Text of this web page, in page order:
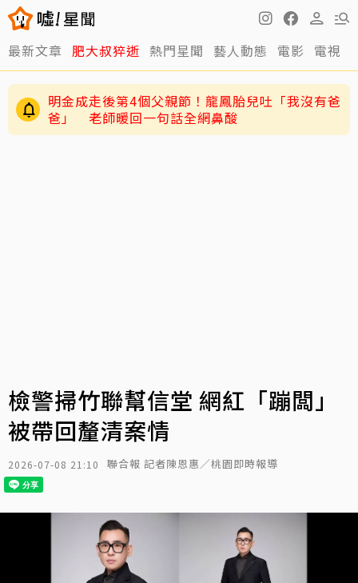
最新文章 肥大叔猝逝 熱門星聞 藝人動態 電影 電視
明金成走後第4個父親節！龍鳳胎兒吐「我沒有爸
爸」 老師暖回一句話全網鼻酸
檢警掃竹聯幫信堂 網紅「蹦闆」
被帶回釐清案情
2026-07-08 21:10 聯合報 記者陳恩惠／桃園即時報導